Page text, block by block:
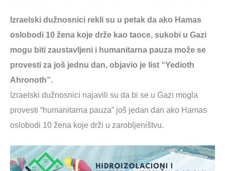
Izraelski dužnosnici rekli su u petak da ako Hamas
oslobodi 10 žena koje drže kao taoce, sukobi u Gazi
mogu biti zaustavljeni i humanitarna pauza može se
provesti za još jednu dan, objavio je list “Yedioth
Ahronoth”.
Izraelski dužnosnici najavili su da bi se u Gazi mogla
provesti “humanitarna pauza” još jedan dan ako Hamas
oslobodi 10 žena koje drži u zarobljeništvu.